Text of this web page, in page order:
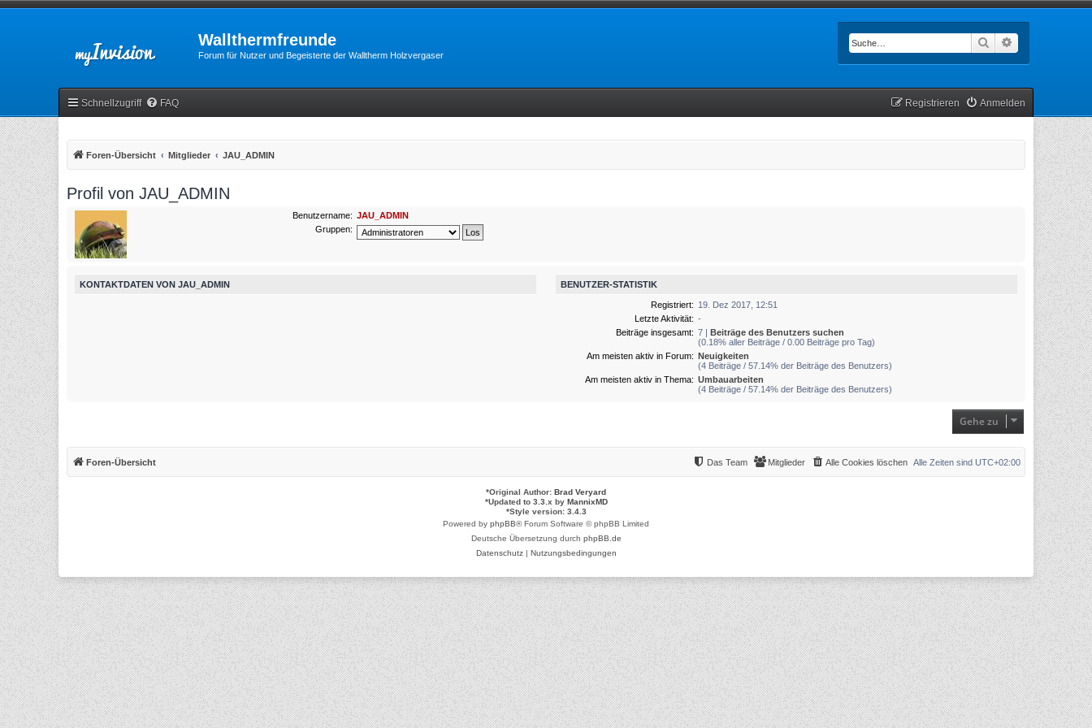
Wallthermfreunde
Forum für Nutzer und Begeisterte der Walltherm Holzvergaser
Suche
Schnellzugriff FAQ Anmelden
Registrieren
Foren-Übersicht Mitglieder JAU_ADMIN
Profil von JAU_ADMIN
Benutzername: JAU_ADMIN
Gruppen:
KONTAKTDATEN VON JAU_ADMIN BENUTZER-STATISTIK
Registriert: 19. Dez 2017, 12:51
Letzte Aktivität: -
Beiträge insgesamt: 7 |Beiträge des Benutzers suchen
(0.18% aller Beiträge / 0.00 Beiträge pro Tag)
Am meisten aktiv in Forum: Neuigkeiten
(4 Beiträge / 57.14% der Beiträge des Benutzers)
Am meisten aktiv in Thema: Umbauarbeiten
(4 Beiträge / 57.14% der Beiträge des Benutzers)
Gehe zu
Foren-Übersicht Alle Zeiten sind UTC+02:00
Alle Cookies löschen
Mitglieder
Das Team
*Original Author: Brad Veryard
*Updated to 3.3.x by MannixMD
*Style version: 3.4.3
Powered by phpBB® Forum Software © phpBB Limited
Deutsche Übersetzung durch phpBB.de
Datenschutz| Nutzungsbedingungen